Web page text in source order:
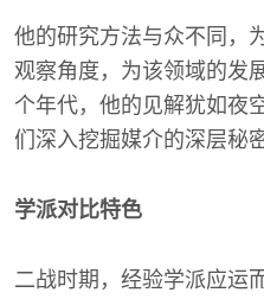
他的研究方法与众不同，
观察角度，为该领域的发
个年代，他的见解犹如夜
们深入挖掘媒介的深层秘密
学派对比特色
二战时期，经验学派应运